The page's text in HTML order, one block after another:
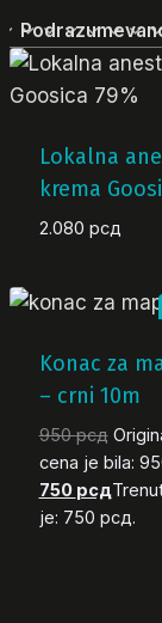
Lokalna
krema
2.080 рсд
Konac za
– crni 10m
950рсд
cena je bila:
750 рсд
je: 750 рсд.